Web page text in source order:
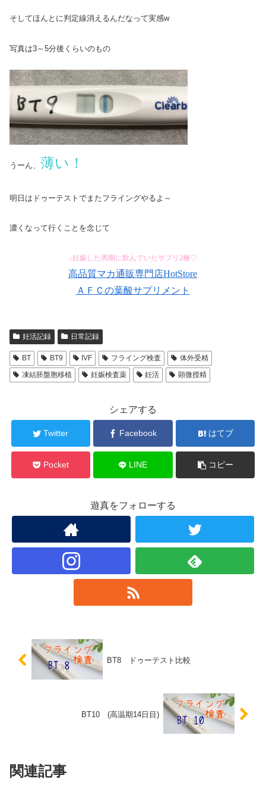
そしてほんとに判定線消えるんだなって実感w
写真は3～5分後くらいのもの
うーん、 薄い！
明日はドゥーテストでまたフライングやるよ～
濃くなって行くことを念じて
↓妊娠した周期に飲んでいたサプリ2種♡
高品質マカ通販専門店HotStore
ＡＦＣの葉酸サプリメント
妊活記録 日常記録
BT BT9 IVF フライング検査
体外受精
凍結胚盤胞移植
妊娠検査薬 妊活 顕微授精
シェアする
Twitter Facebook はてブ
Pocket LINE コピー
遊真をフォローする
BT8 ドゥーテスト比較
BT10 (高温期14日目)
関連記事